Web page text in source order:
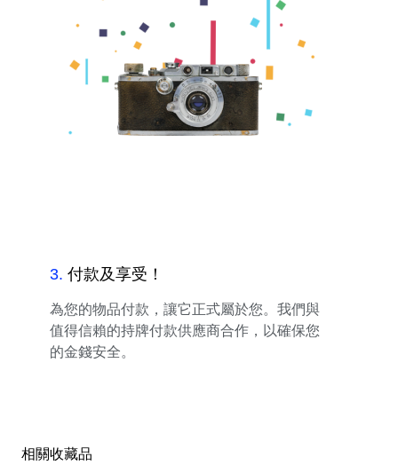
3. 付款及享受！
為您的物品付款，讓它正式屬於您。我們與
值得信賴的持牌付款供應商合作，以確保您
的金錢安全。
相關收藏品